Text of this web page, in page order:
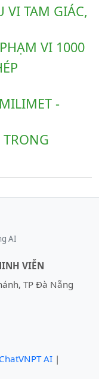
VI TAM GIÁC,
VI 1000
-
AI
VIỄN
TP Đà Nẵng
ChatVNPT AI |